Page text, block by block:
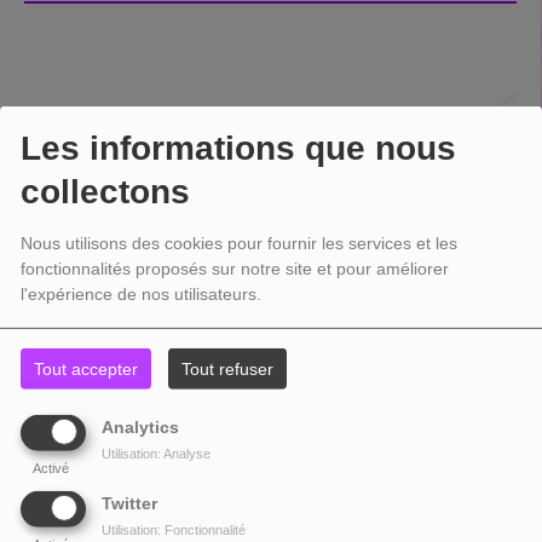
Les informations que nous
collectons
Nous utilisons des cookies pour fournir les services et les
fonctionnalités proposés sur notre site et pour améliorer
l'expérience de nos utilisateurs.
Tout accepter Tout refuser
Analytics
Activé
Utilisation: Analyse
Twitter
Utilisation: Fonctionnalité